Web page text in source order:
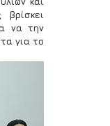
να την
για το